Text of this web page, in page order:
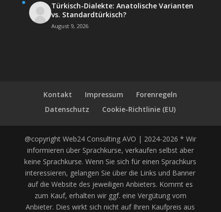
Türkisch-Dialekte: Anatolische Varianten
vs. Standardtürkisch?
August 9, 2026
Kontakt Impressum
Forenregeln
Datenschutz
Cookie-Richtlinie (EU)
@copyright Web24 Consulting AVO | 2024-2026 * Wir
informieren über Sprachkurse, verkaufen selbst aber
keine Sprachkurse. Wenn Sie sich für einen Sprachkurs
interessieren, gelangen Sie über die Links und Banner
auf die Website des jeweiligen Anbieters. Kommt es
zum Kauf, erhalten wir ggf. eine Vergütung vom
Anbieter. Dies wirkt sich nicht auf Ihren Kaufpreis aus